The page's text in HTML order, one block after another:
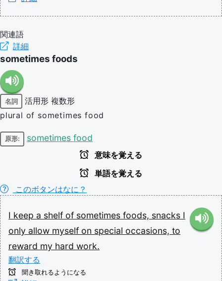
関連語
詳細
sometimes foods
名詞 活用形 複数形
plural of sometimes food
原形: sometimes food
意味を覚える
単語を覚える
このボタンはなに？
I keep a shelf of sometimes foods, snacks I
only allow myself on special occasions, to
reward my hard work.
翻訳する
聞き取れるようになる